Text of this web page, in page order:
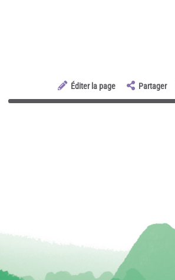
Éditer la page Partager